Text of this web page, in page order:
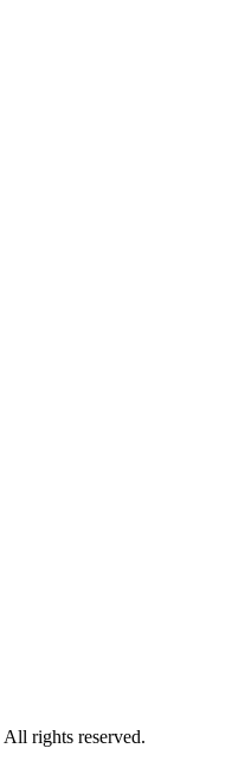
All rights reserved.